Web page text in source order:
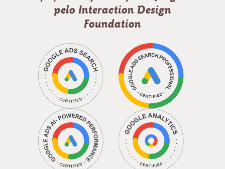
pelo Interaction Design
Foundation